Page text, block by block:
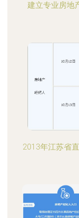
建立专业房地
2013年江苏省